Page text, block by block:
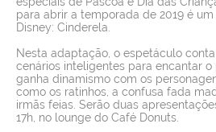
para abrir a temporada de 2019 é
Disney: Cinderela.
Nesta adaptação, o espetáculo
cenários inteligentes para encantar o
ganha dinamismo com os
como os ratinhos, a confusa fada
irmãs feias.Serão duas
17h, no lounge do Café Donuts.